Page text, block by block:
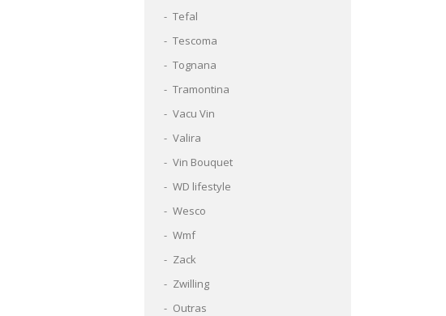
Tefal
Tescoma
Tognana
Tramontina
Vacu Vin
Valira
Vin Bouquet
WD lifestyle
Wesco
Wmf
Zack
Zwilling
Outras